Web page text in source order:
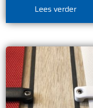
Lees verder